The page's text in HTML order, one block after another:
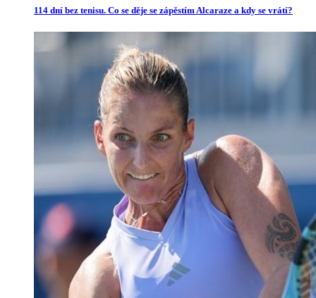
114 dní bez tenisu. Co se děje se zápěstím Alcaraze a kdy se vrátí?